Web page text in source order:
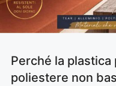
Perché la
poliestere non